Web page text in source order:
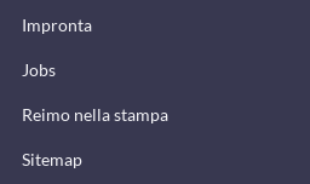
Impronta
Jobs
Reimo nella stampa
Sitemap